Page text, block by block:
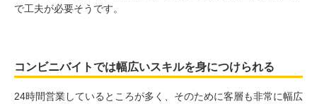
で工夫が必要そうです。
コンビニバイトでは幅広いスキルを身につけられる
24時間営業しているところが多く、そのために客層も非常に幅広